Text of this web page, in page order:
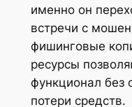
именно он
встречи с
фишинговые
ресурсы
функционал без
потери средств.